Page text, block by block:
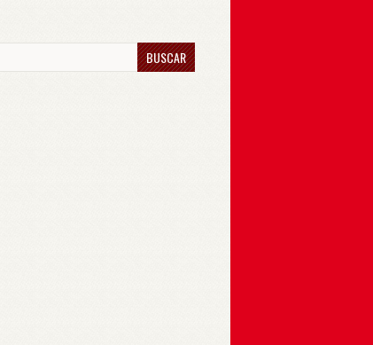
BUSCAR